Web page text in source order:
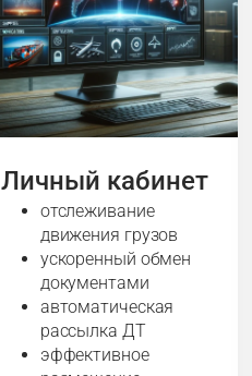
Личный кабинет
отслеживание
движения грузов
ускоренный обмен
документами
автоматическая
рассылка ДТ
эффективное